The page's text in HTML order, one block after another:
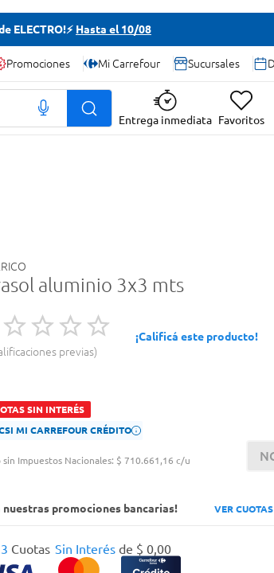
ELECTRO!⚡ Hasta el 10/08
Promociones Mi Carrefour Sucursales
Entrega inmediata Favoritos
aluminio 3x3 mts
previas
¡Calificá este producto!
SIN INTERÉS
MI CARREFOUR CRÉDITO
sin Impuestos Nacionales: $ 710.661,16 c/u
nuestras promociones bancarias! VER
3 Cuotas Sin Interésde $ 0,00